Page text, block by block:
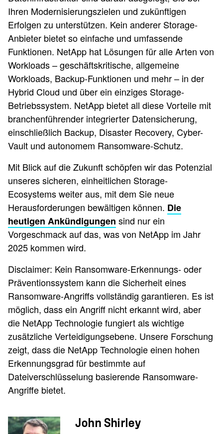
Ihren Modernisierungszielen und zukünftigen
Erfolgen zu unterstützen. Kein anderer Storage-
Anbieter bietet so einfache und umfassende
Funktionen. NetApp hat Lösungen für alle Arten von
Workloads – geschäftskritische, allgemeine
Workloads, Backup-Funktionen und mehr – in der
Hybrid Cloud und über ein einziges Storage-
Betriebssystem. NetApp bietet all diese Vorteile mit
branchenführender integrierter Datensicherung,
einschließlich Backup, Disaster Recovery, Cyber-
Vault und autonomem Ransomware-Schutz.
Mit Blick auf die Zukunft schöpfen wir das Potenzial
unseres sicheren, einheitlichen Storage-
Ecosystems weiter aus, mit dem Sie neue
Herausforderungen bewältigen können. Die
heutigen Ankündigungen sind nur ein
Vorgeschmack auf das, was von NetApp im Jahr
2025 kommen wird.
Disclaimer: Kein Ransomware-Erkennungs- oder
Präventionssystem kann die Sicherheit eines
Ransomware-Angriffs vollständig garantieren. Es ist
möglich, dass ein Angriff nicht erkannt wird, aber
die NetApp Technologie fungiert als wichtige
zusätzliche Verteidigungsebene. Unsere Forschung
zeigt, dass die NetApp Technologie einen hohen
Erkennungsgrad für bestimmte auf
Dateiverschlüsselung basierende Ransomware-
Angriffe bietet.
John Shirley